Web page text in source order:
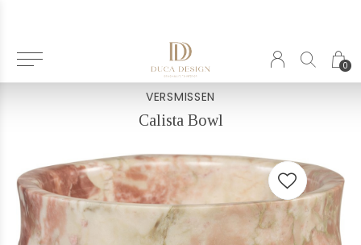
0
Terug
VERSMISSEN
Calista Bowl